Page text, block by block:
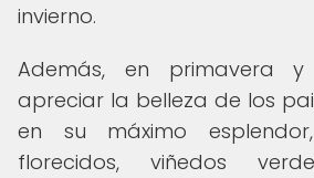
invierno.
Además, en primavera
apreciar la belleza de los
en su máximo
florecidos, viñedos